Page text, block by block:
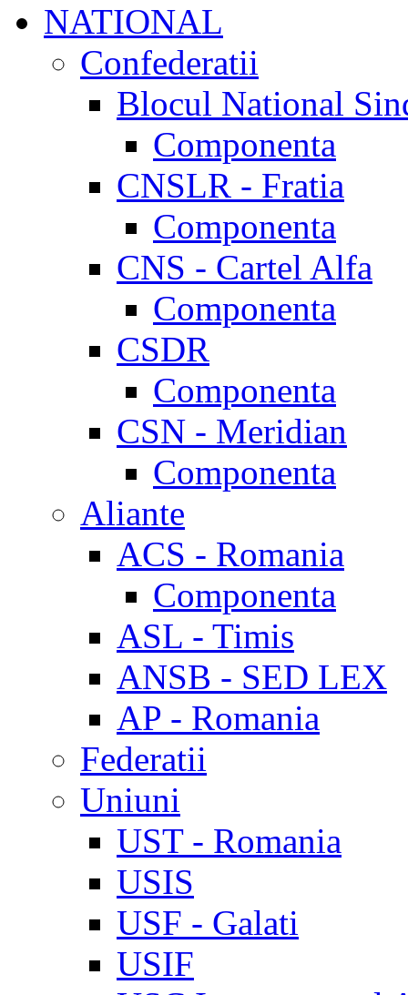
NATIONAL
Confederatii
Blocul National
Componenta
CNSLR - Fratia
Componenta
CNS - Cartel Alfa
Componenta
CSDR
Componenta
CSN - Meridian
Componenta
Aliante
ACS - Romania
Componenta
ASL - Timis
ANSB - SED LEX
AP - Romania
Federatii
Uniuni
UST - Romania
USIS
USF - Galati
USIF